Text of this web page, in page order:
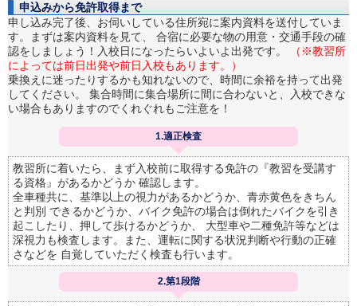
申込みから免許取得まで
申し込み完了後、お伺いしている住所宛に案内資料を送付していま
す。まずは案内資料を見て、 合宿に必要な物の用意・交通手段の確
認をしましょう！入校日になったらいよいよ出発です。
（※教習所
によっては前日出発や前日入校もあります。）
乗換えに迷ったりするかも知れないので、時間に余裕を持って出発
してください。 集合時間に集合場所に間に合わないと、入校できな
い場合もありますのでくれぐれもご注意を！
1.適正検査
教習所に着いたら、まず入校前に取得する免許の『教習を受講す
る資格』があるかどうか 確認します。
全車種共に、基準以上の視力があるかどうか、青赤黄色をきちん
と判別 できるかどうか、バイク免許の場合は倒れたバイクを引き
起こしたり、押して歩けるかどうか、 大型車や二種免許等などは
深視力も検査します。また、運転に関する状況判断や行動の正確
さなどを 自覚していただく検査も行います。
2.第1段階